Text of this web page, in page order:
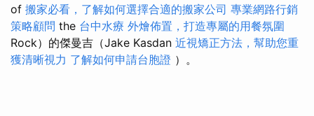
of 搬家必看，了解如何選擇合適的搬家公司 專業網路行銷
策略顧問 the 台中水療 外燴佈置，打造專屬的用餐氛圍
Rock）的傑曼吉（Jake Kasdan 近視矯正方法，幫助您重
獲清晰視力 了解如何申請台胞證 ）。